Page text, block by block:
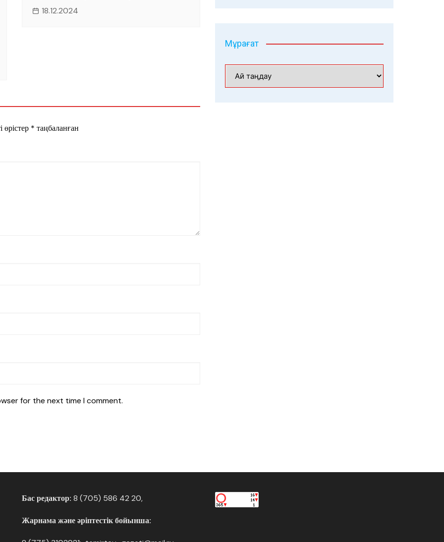
18.12.2024
өрістер * таңбаланған
for the next time I comment.
Мұрағат
Бас редактор: 8 (705) 586 42 20,
Жарнама және әріптестік бойынша: